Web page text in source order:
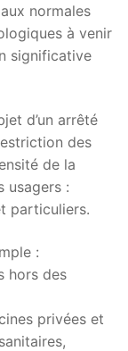
normales
à venir
significative
d’un arrêté
des
de la
usagers :
particuliers.
:
hors des
privées et